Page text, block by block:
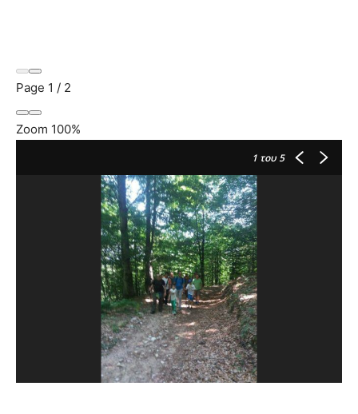
Page 1 / 2
Zoom 100%
1 του 5